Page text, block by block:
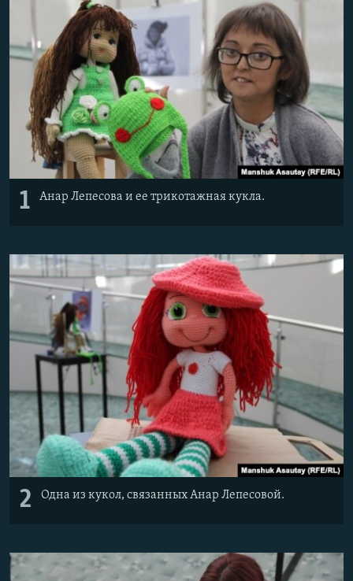
1 Анар Лепесова и ее трикотажная кукла.
2 Одна из кукол, связанных Анар Лепесовой.